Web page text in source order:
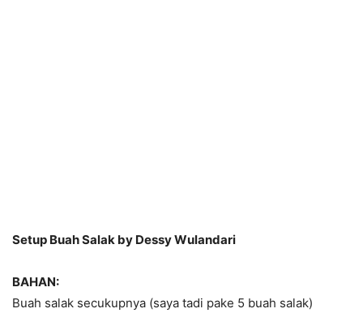
Setup Buah Salak by Dessy Wulandari
BAHAN:
Buah salak secukupnya (saya tadi pake 5 buah salak)